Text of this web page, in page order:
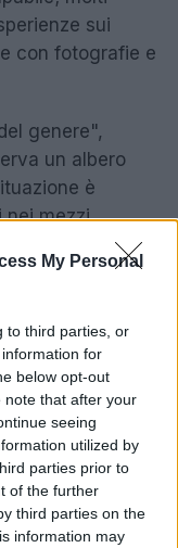
My Personal
to third parties, or
for
below opt-out
note that after your
seeing
utilized by
parties prior to
of the further
third parties on the
information may
sui
con fotografie e
genere",
un albero
è
nei mezzi
che si trovano
le scuole.
sulla
emergenze.
c'è una
debba essere
azioni
istituzioni.